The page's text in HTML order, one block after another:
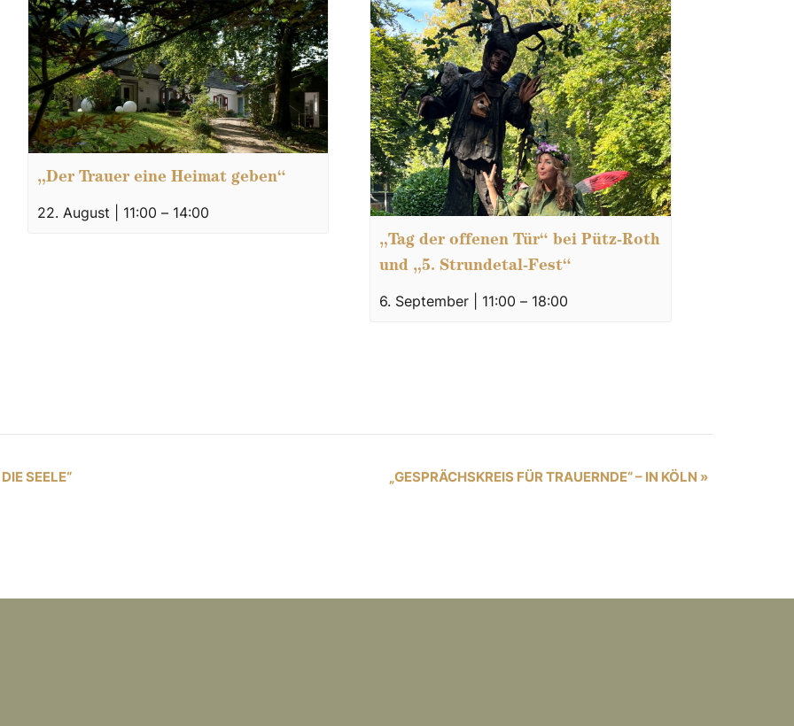
„Der Trauer eine Heimat geben“
22. August | 11:00 – 14:00
„Tag der offenen Tür“ bei Pütz-Roth
und „5. Strundetal-Fest“
6. September | 11:00 – 18:00
SEELE“ „GESPRÄCHSKREIS FÜR TRAUERNDE“ – IN KÖLN »